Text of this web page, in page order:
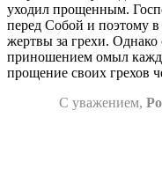
уходил прощенным.
перед Собой и поэтому в
жертвы за грехи.
приношением омыл
прощение своих грехов
С уважением,